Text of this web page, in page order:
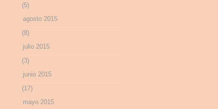
(5)
agosto 2015
(8)
julio 2015
(3)
junio 2015
(17)
mayo 2015